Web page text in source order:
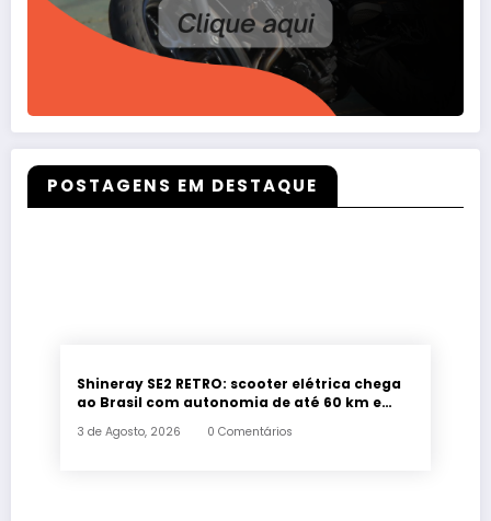
POSTAGENS EM DESTAQUE
Shineray SE2 RETRO: scooter elétrica chega
ao Brasil com autonomia de até 60 km e
3 de Agosto, 2026 0 Comentários